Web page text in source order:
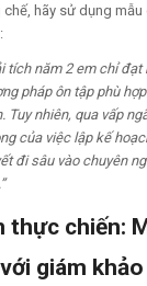
hãy sử dụng mẫu
tích năm 2 em chỉ
pháp ôn tập phù
Tuy nhiên, qua vấp
của việc lập kế
đi sâu vào chuyên
thực chiến:
giám khảo